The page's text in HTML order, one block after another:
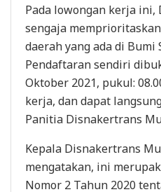
Pada lowongan kerja
sengaja
daerah yang ada di Bumi
Pendaftaran sendiri
Oktober 2021, pukul:
kerja, dan dapat
Panitia Disnakertrans
Kepala Disnakertrans
mengatakan, ini
Nomor 2 Tahun 2020